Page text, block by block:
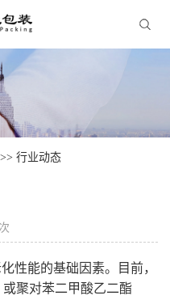
>> 行业动态
性能的基础因素。目前，
聚对苯二甲酸乙二酯